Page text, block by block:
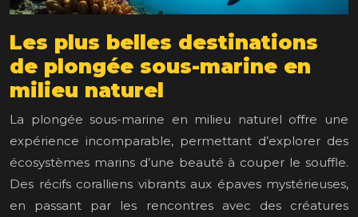
Les plus belles destinations
de plongée sous-marine en
milieu naturel
La plongée sous-marine en milieu naturel offre une
expérience incomparable, permettant d’explorer des
écosystèmes marins d’une beauté à couper le souffle.
Des récifs coralliens vibrants aux épaves mystérieuses,
en passant par les rencontres avec des créatures